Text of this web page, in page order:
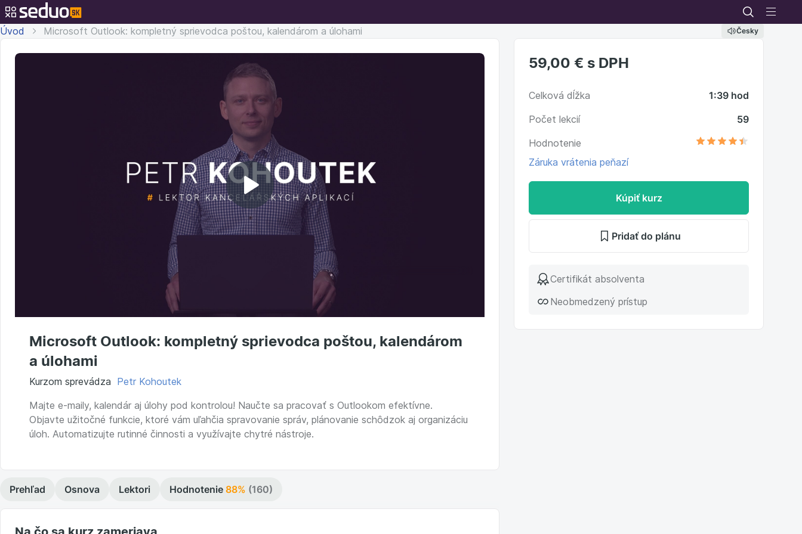
Úvod Microsoft Outlook: kompletný sprievodca poštou, kalendárom a úlohami Česky
Prehrať
video
Microsoft Outlook: kompletný sprievodca poštou, kalendárom
a úlohami
Kurzom sprevádza Petr Kohoutek
Majte e-maily, kalendár aj úlohy pod kontrolou! Naučte sa pracovať s Outlookom efektívne.
Objavte užitočné funkcie, ktoré vám uľahčia spravovanie správ, plánovanie schôdzok aj organizáciu
úloh. Automatizujte rutinné činnosti a využívajte chytré nástroje.
59,00 € s DPH
Celková dĺžka
1:39 hod
Počet lekcií
59
Hodnotenie
Záruka vrátenia peňazí
Kúpiť kurz
Pridať do plánu
Certifikát absolventa
Neobmedzený prístup
Prehľad Osnova Lektori Hodnotenie 88% (160)